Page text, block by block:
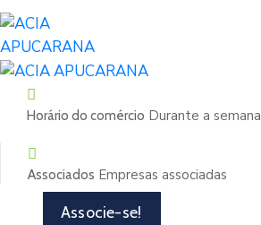
Horário do comércio Durante a semana
Associados Empresas associadas
Associe-se!